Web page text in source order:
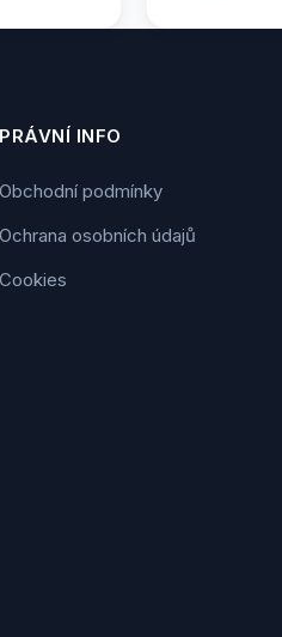
PRÁVNÍ INFO
Obchodní podmínky
Ochrana osobních údajů
Cookies